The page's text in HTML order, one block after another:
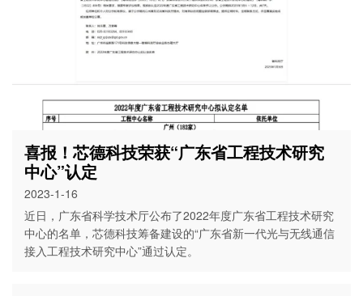
喜报！芯德科技荣获“广东省工程技术研究
中心”认定
2023-1-16
近日，广东省科学技术厅公布了2022年度广东省工程技术研究
中心的名单，芯德科技筹备建设的“广东省新一代光与无线通信
接入工程技术研究中心”通过认定。